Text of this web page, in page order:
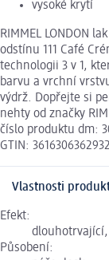
vysoké krytí
RIMMEL LONDON
odstínu 111 Café
technologii 3 v 1,
barvu a vrchní
výdrž. Dopřejte si
nehty od značky
číslo produktu dm:
GTIN: 3616306362932
Vlastnosti
Efekt:
Působení: